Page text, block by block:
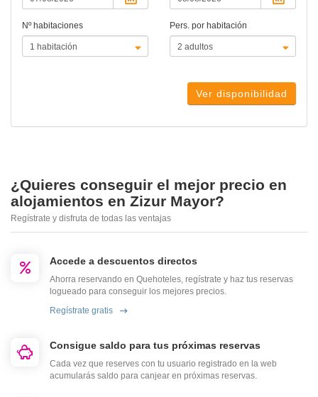
Nº habitaciones Pers. por habitación
Ver disponibilidad
¿Quieres conseguir el mejor precio en
alojamientos en Zizur Mayor?
Regístrate y disfruta de todas las ventajas
Accede a descuentos directos
Ahorra reservando en Quehoteles, regístrate y haz tus reservas
logueado para conseguir los mejores precios.
Regístrate gratis
Consigue saldo para tus próximas reservas
Cada vez que reserves con tu usuario registrado en la web
acumularás saldo para canjear en próximas reservas.